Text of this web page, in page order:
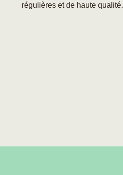
régulières et de haute qualité.